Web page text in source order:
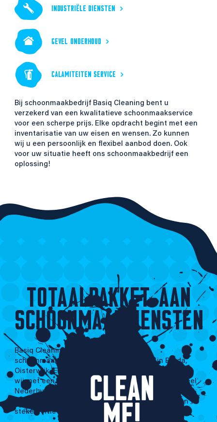
INDUSTRIËLE DIENSTEN
GEVEL ONDERHOUD
CALAMITEITEN SERVICE
Bij schoonmaakbedrijf Basiq Cleaning bent u
verzekerd van een kwalitatieve schoonmaakservice
voor een scherpe prijs. Elke opdracht begint met een
inventarisatie van uw eisen en wensen. Zo kunnen
wij u een persoonlijk en flexibel aanbod doen. Ook
voor uw situatie heeft ons schoonmaakbedrijf een
oplossing!
TOTAALPAKKET AAN
SCHOONMAAKDIENSTEN
Basiq Cleaning is een jong en flexibel
schoonmaakbedrijf. Vanuit onze locaties in Breda,
Oisterwijk, Echt, Hoogeveen en Amsterdam werken
wij met een enthousiast team van mensen door heel
Nederland. Wij staan 24 uur per dag, 7 dagen per
week voor u klaar om onze handen uit de mouwen te
steken. “Niet lullen maar poetsen!”